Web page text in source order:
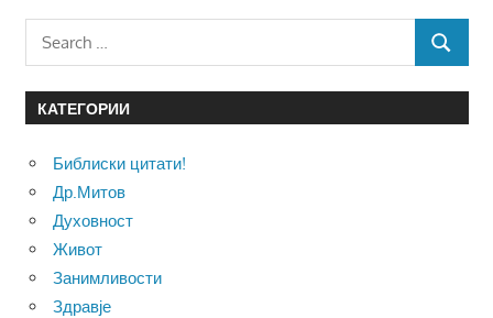
Search
for:
SEARCH
КАТЕГОРИИ
Библиски цитати!
Др.Митов
Духовност
Живот
Занимливости
Здравје